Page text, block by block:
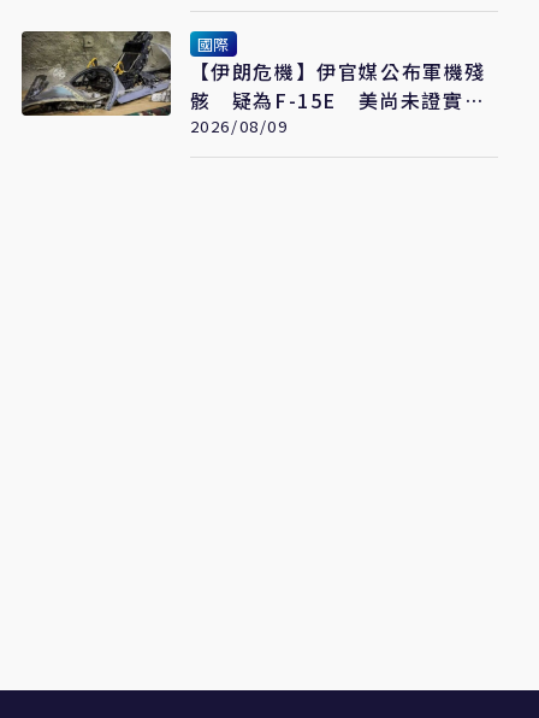
國際
【伊朗危機】伊官媒公布軍機殘
骸 疑為F-15E 美尚未證實遭
擊落
2026/08/09